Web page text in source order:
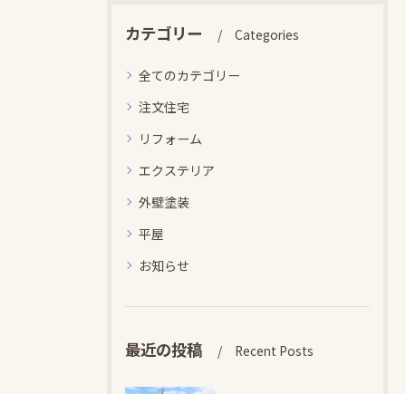
カテゴリー Categories
全てのカテゴリー
注文住宅
リフォーム
エクステリア
外壁塗装
平屋
お知らせ
最近の投稿 Recent Posts